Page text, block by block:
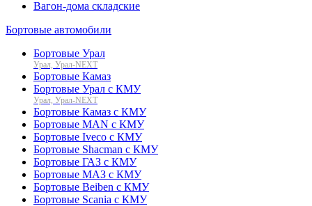
Вагон-дома складские
Бортовые автомобили
Бортовые Урал
Урал, Урал-NEXT
Бортовые Камаз
Бортовые Урал с КМУ
Урал, Урал-NEXT
Бортовые Камаз с КМУ
Бортовые MAN с КМУ
Бортовые Iveco с КМУ
Бортовые Shacman с КМУ
Бортовые ГАЗ с КМУ
Бортовые МАЗ с КМУ
Бортовые Beiben с КМУ
Бортовые Scania с КМУ